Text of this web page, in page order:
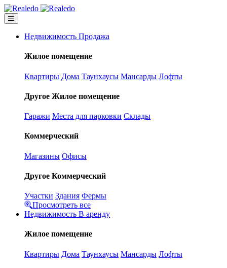
Недвижимость Продажа
Жилое помещение
Квартиры Дома Таунхаусы Мансарды Лофты
Другое Жилое помещение
Гаражи Места для парковки Склады
Коммерческий
Магазины Офисы
Другое Коммерческий
Участки Здания Фермы
Просмотреть все
Недвижимость В аренду
Жилое помещение
Квартиры Дома Таунхаусы Мансарды Лофты